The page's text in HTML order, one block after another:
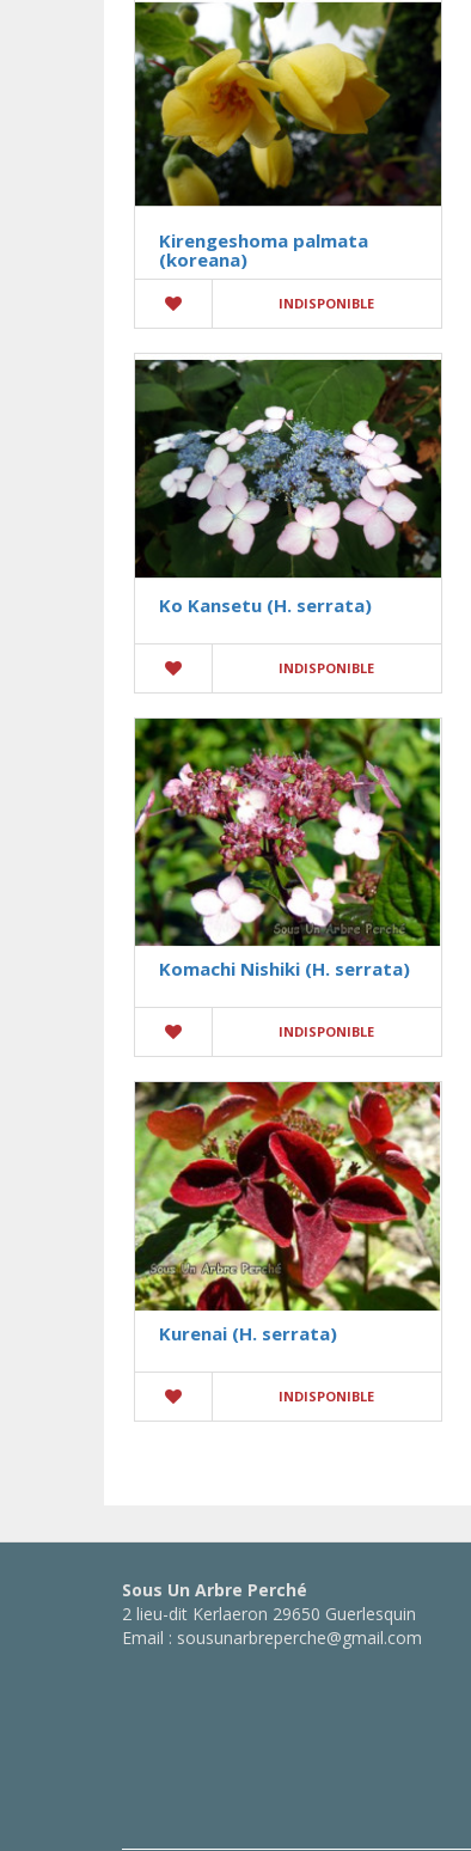
Kirengeshoma palmata
(koreana)
INDISPONIBLE
Ko Kansetu (H. serrata)
INDISPONIBLE
Komachi Nishiki (H. serrata)
INDISPONIBLE
Kurenai (H. serrata)
INDISPONIBLE
Sous Un Arbre Perché
2 lieu-dit Kerlaeron 29650 Guerlesquin
Email : sousunarbreperche@gmail.com